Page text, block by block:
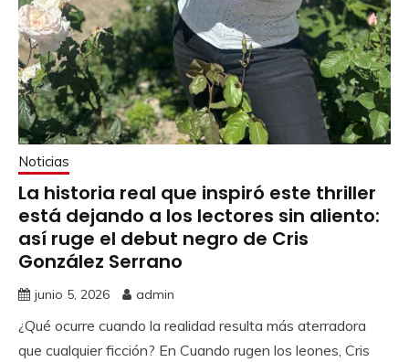
Noticias
La historia real que inspiró este thriller
está dejando a los lectores sin aliento:
así ruge el debut negro de Cris
González Serrano
junio 5, 2026 admin
¿Qué ocurre cuando la realidad resulta más aterradora
que cualquier ficción? En Cuando rugen los leones, Cris